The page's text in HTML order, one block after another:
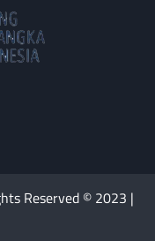
Reserved © 2023 |